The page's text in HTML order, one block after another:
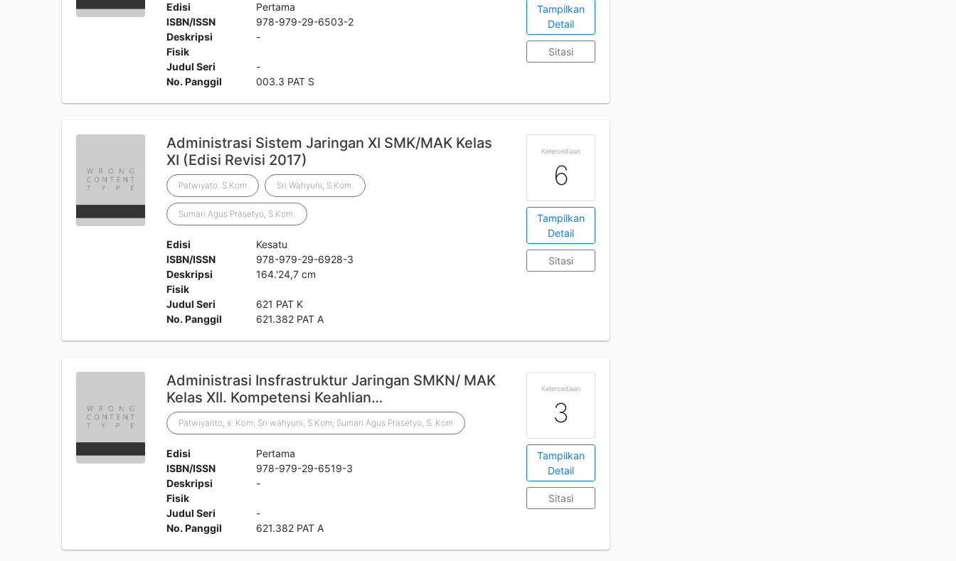
Edisi
Pertama
ISBN/ISSN
978-979-29-6503-2
Deskripsi
Fisik
-
Judul Seri
-
No. Panggil
003.3 PAT S
Tampilkan
Detail
Sitasi
Administrasi Sistem Jaringan XI SMK/MAK Kelas
XI (Edisi Revisi 2017)
Patwiyato. S.Kom Sri Wahyuni, S.Kom.
Sumari Agus Prasetyo, S.Kom.
Edisi
Kesatu
ISBN/ISSN
978-979-29-6928-3
Deskripsi
Fisik
164.'24,7 cm
Judul Seri
621 PAT K
No. Panggil
621.382 PAT A
Ketersediaan
6
Tampilkan
Detail
Sitasi
Administrasi Insfrastruktur Jaringan SMKN/ MAK
Kelas XII. Kompetensi Keahlian…
Patwiyanto, s. Kom; Sri wahyuni, S.Kom; Sumari Agus Prasetyo, S. Kom
Edisi
Pertama
ISBN/ISSN
978-979-29-6519-3
Deskripsi
Fisik
-
Judul Seri
-
No. Panggil
621.382 PAT A
Ketersediaan
3
Tampilkan
Detail
Sitasi